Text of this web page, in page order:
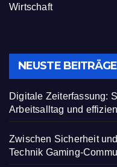
Wirtschaft
NEUSTE BEITRÄGE
Digitale Zeiterfassung:
Arbeitsalltag und
Zwischen Sicherheit
Technik Gaming-